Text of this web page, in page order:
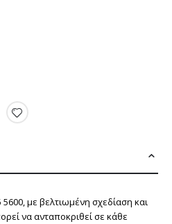
με βελτιωμένη σχεδίαση και
να ανταποκριθεί σε κάθε